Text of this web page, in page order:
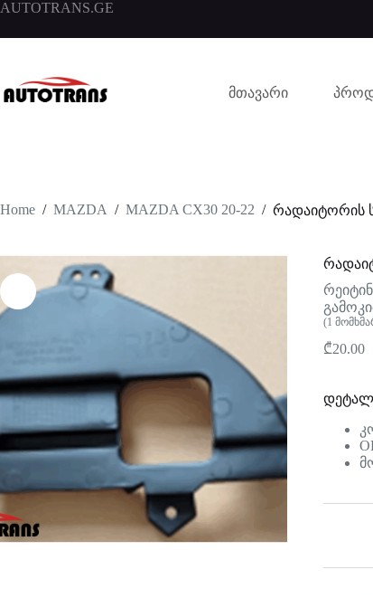
AUTOTRANS.GE
მთავარი
Home / MAZDA / MAZDA CX30 20-22 / რადაიტორის
(1
₾20.00